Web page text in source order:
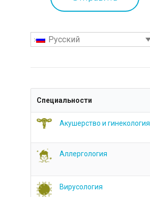
Русский
Специальности
Акушерство и гинекология
Аллергология
Вирусология